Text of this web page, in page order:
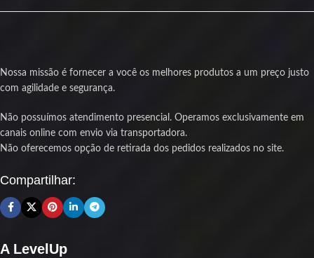
que ele merece. Com dois heatpipes
precisar fazer barulho de helicóptero
de extração.
fluxo de ar balanceado na medida, pra
manter a temperatura no controle
mesmo quando o jogo tá pegando
portal dimensional.
Além de estiloso com visual clean e
construção sólida, o AG200 ainda é
incluindo os soquetes mais atuais tipo
com duas fans PWM de 120 mm
metálico compatível Intel e AMD
garantia de 1 ano para sua
tranquilidade
Nossa missão é fornecer a você os melhores produtos a um preço justo
com agilidade e segurança.
Não possuímos atendimento presencial. Operamos exclusivamente em
canais online com envio via transportadora.
Não oferecemos opção de retirada dos pedidos realizados no site.
Compartilhar:
A LevelUp